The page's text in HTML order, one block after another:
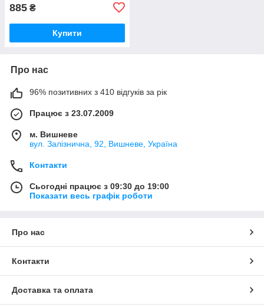
885 ₴
Купити
Про нас
96% позитивних з 410 відгуків за рік
Працює з 23.07.2009
м. Вишневе
вул. Залізнична, 92, Вишневе, Україна
Контакти
Сьогодні працює з 09:30 до 19:00
Показати весь графік роботи
Про нас
Контакти
Доставка та оплата